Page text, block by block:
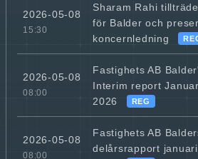
2026-05-08
15:30
Sharam Rahi
för Balder och
koncernledning
2026-05-08
08:00
Fastighets AB
Interim report
2026
REG
2026-05-08
08:00
Fastighets AB
delårsrapport